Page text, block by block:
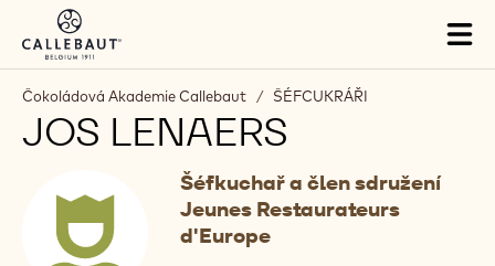
Skip to main content
Čokoládová Akademie Callebaut / ŠÉFCUKRÁŘI
JOS LENAERS
Šéfkuchař a člen sdružení
Jeunes Restaurateurs
d'Europe